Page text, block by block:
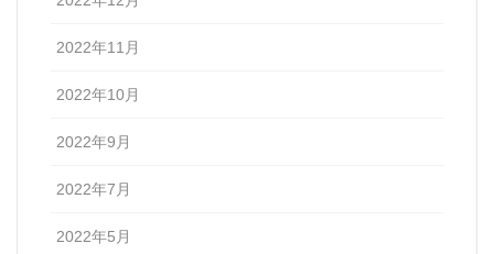
2022年11月
2022年10月
2022年9月
2022年7月
2022年5月